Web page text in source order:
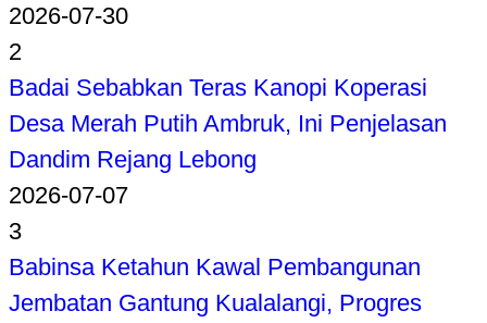
2026-07-30
2
Badai Sebabkan Teras Kanopi Koperasi
Desa Merah Putih Ambruk, Ini Penjelasan
Dandim Rejang Lebong
2026-07-07
3
Babinsa Ketahun Kawal Pembangunan
Jembatan Gantung Kualalangi, Progres